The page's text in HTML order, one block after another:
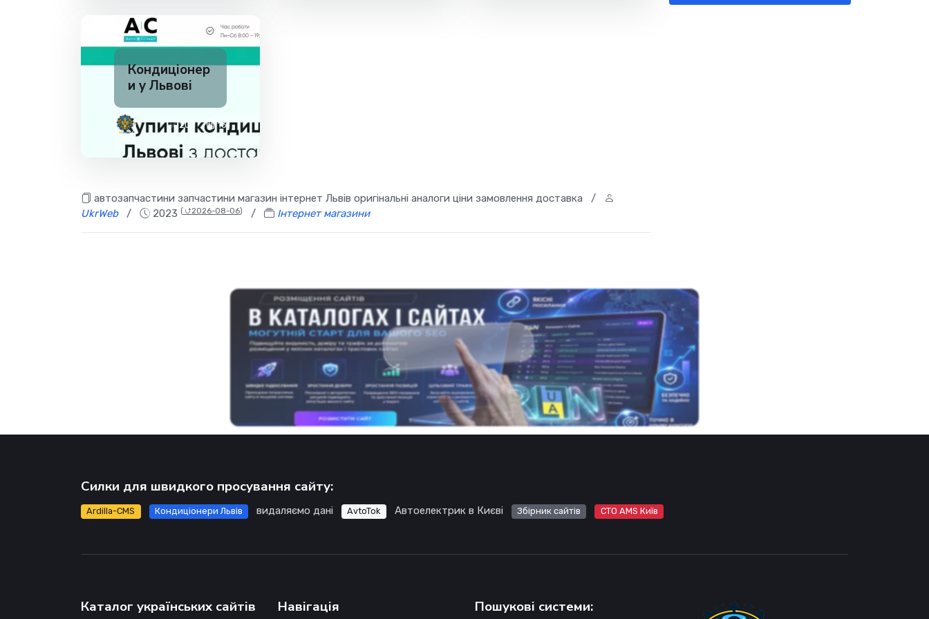
Кондиціонер
и у Львові
✅ 200 13
автозапчастини запчастини магазин інтернет Львів оригінальні аналоги ціни замовлення доставка /
UkrWeb/ 2023 ( ⮍2026-08-06) / Інтернет магазини
Силки для швидкого просування сайту:
Ardilla-CMS Кондиціонери Львів видаляємо дані AvtoTok Автоелектрик в Києві Збірник сайтів СТО AMS Київ
Каталог українських сайтів Навігація Пошукові системи: